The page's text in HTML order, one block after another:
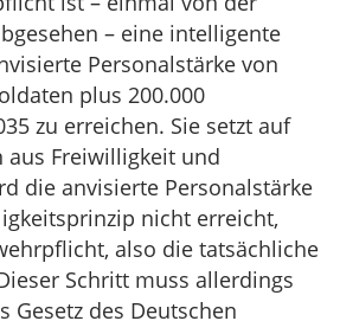
– eine intelligente
Personalstärke von
plus 200.000
zu erreichen. Sie setzt auf
Freiwilligkeit und
die anvisierte Personalstärke
nicht erreicht,
also die tatsächliche
Schritt muss allerdings
Gesetz des Deutschen